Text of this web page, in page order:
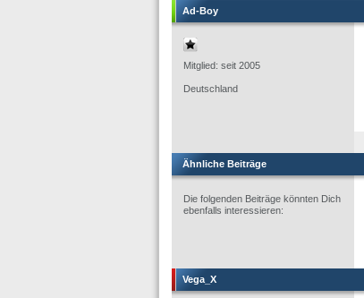
Ad-Boy
Mitglied: seit 2005
Deutschland
Ähnliche Beiträge
Die folgenden Beiträge könnten Dich
ebenfalls interessieren:
Vega_X